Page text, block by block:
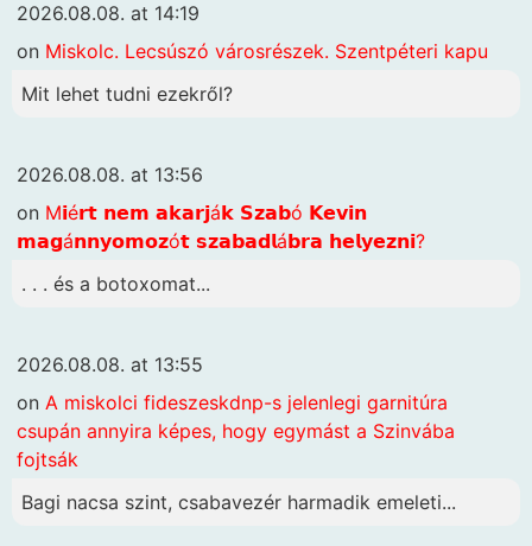
2026.08.08. at 14:19
on Miskolc. Lecsúszó városrészek. Szentpéteri kapu
Mit lehet tudni ezekről?
2026.08.08. at 13:56
on M𝗶é𝗿𝘁 𝗻𝗲𝗺 𝗮𝗸𝗮𝗿𝗷á𝗸 𝗦𝘇𝗮𝗯ó 𝗞𝗲𝘃𝗶𝗻
𝗺𝗮𝗴á𝗻𝗻𝘆𝗼𝗺𝗼𝘇ó𝘁 𝘀𝘇𝗮𝗯𝗮𝗱𝗹á𝗯𝗿𝗮 𝗵𝗲𝗹𝘆𝗲𝘇𝗻𝗶?
. . . és a botoxomat...
2026.08.08. at 13:55
on A miskolci fideszeskdnp-s jelenlegi garnitúra
csupán annyira képes, hogy egymást a Szinvába
fojtsák
Bagi nacsa szint, csabavezér harmadik emeleti...